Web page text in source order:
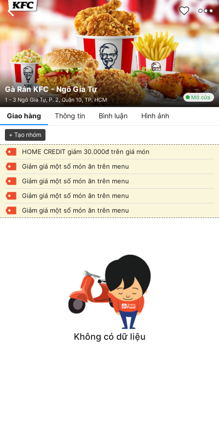
Gà Rán KFC - Ngô Gia Tự
1 - 3 Ngô Gia Tự, P. 2, Quận 10, TP. HCM Mở cửa
Giao hàng Thông tin Bình luận Hình ảnh
+ Tạo nhóm
HOME CREDIT giảm 30.000đ trên giá món
Giảm giá một số món ăn trên menu
Giảm giá một số món ăn trên menu
Giảm giá một số món ăn trên menu
Giảm giá một số món ăn trên menu
Không có dữ liệu